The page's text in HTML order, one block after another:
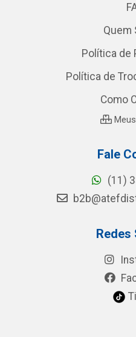
Quem
Política de
Política de
Como
Fale
(11)
Redes